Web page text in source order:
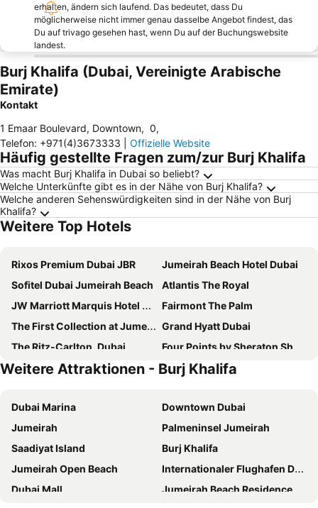
erhalten, ändern sich laufend. Das bedeutet, dass Du
möglicherweise nicht immer genau dasselbe Angebot findest, das
Du auf trivago gesehen hast, wenn Du auf der Buchungswebsite
landest.
Burj Khalifa (Dubai, Vereinigte Arabische
Emirate)
Kontakt
1 Emaar Boulevard, Downtown, 0,
Telefon: +971(4)3673333 Offizielle Website
Häufig gestellte Fragen zum/zur Burj Khalifa
Was macht Burj Khalifa in Dubai so beliebt?
Welche Unterkünfte gibt es in der Nähe von Burj Khalifa?
Welche anderen Sehenswürdigkeiten sind in der Nähe von Burj
Khalifa?
Weitere Top Hotels
Rixos Premium Dubai JBR
Jumeirah Beach Hotel Dubai
Sofitel Dubai Jumeirah Beach
Atlantis The Royal
JW Marriott Marquis Hotel Dubai
Fairmont The Palm
The First Collection at Jumeirah Village Circle, a Tribute Portfolio Hotel
Grand Hyatt Dubai
The Ritz-Carlton, Dubai
Four Points by Sheraton Sheikh Zayed Road, Dubai
W Dubai - Mina Seyahi
FIVE Luxe
Mövenpick Hotel Jumeirah Beach
Rixos The Palm Hotel & Suites
Hilton Dubai The Walk
Novotel Dubai Al Barsha
Jumeirah Al Qasr Dubai
DoubleTree by Hilton Dubai M Square Hotel & Residences
Hyatt Place Dubai Jumeirah Residences
Le Méridien Dubai Hotel & Conference Centre
Palace Downtown
Jumeirah Zabeel Saray Dubai
Weitere Attraktionen - Burj Khalifa
Dubai Marina
Downtown Dubai
Jumeirah
Palmeninsel Jumeirah
Saadiyat Island
Burj Khalifa
Jumeirah Open Beach
Internationaler Flughafen Dubai
Dubai Mall
Jumeirah Beach Residence